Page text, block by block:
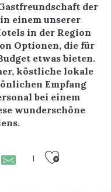
der
einem unserer
in der Region
Optionen, die für
etwas bieten.
köstliche lokale
Empfang
bei einem
wunderschöne